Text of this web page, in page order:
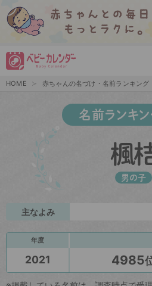
HOME 赤ちゃんの名づけ・名前ランキング
名前ランキ
楓
男の子
主なよみ
年度
2021 4985